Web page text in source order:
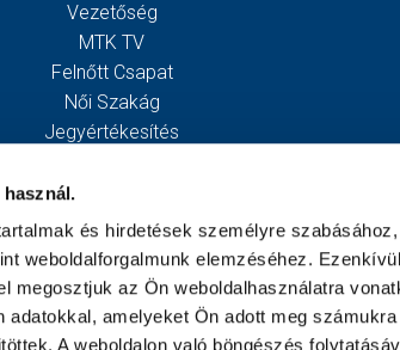
és hirdetések személyre
weboldalforgalmunk elemzéséhez.
megosztjuk az Ön weboldalhasználatra
adatokkal, amelyeket Ön adott meg
A weboldalon való böngészés
Vezetőség
MTK TV
Felnőtt Csapat
Női Szakág
Jegyértékesítés
Egyesület
Kapcsolat